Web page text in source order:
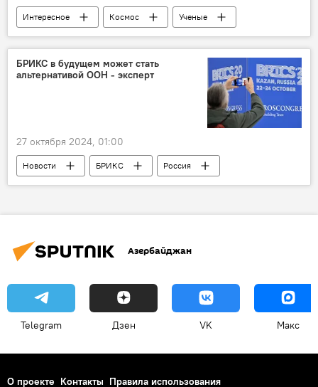
Интересное Космос
Ученые
Планета
Планета Земля
древний континент Арголанд
умершие
БРИКС в будущем может стать
альтернативой ООН - эксперт
27 октября 2024, 01:00
Новости БРИКС
Россия
Индия
политолог
Саммит
Азербайджан
Telegram Дзен VK Макс
О проекте Контакты Правила использования